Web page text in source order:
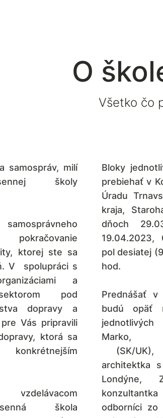
O
Všetko čo
samospráv, milí
školy
ktorej ste sa
V spolupráci s
a
pod
dopravy a
Vás pripravili
ktorá sa
škola
Bloky
prebiehať v
Úradu
kraja,
dňoch
19.04.2023,
pol desiatej
hod.
Prednášať v
budú opäť
Marko,
(SK/UK),
architektka
Londýne,
odborníci zo